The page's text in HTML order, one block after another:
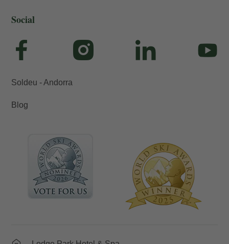
Social
Soldeu - Andorra
Blog